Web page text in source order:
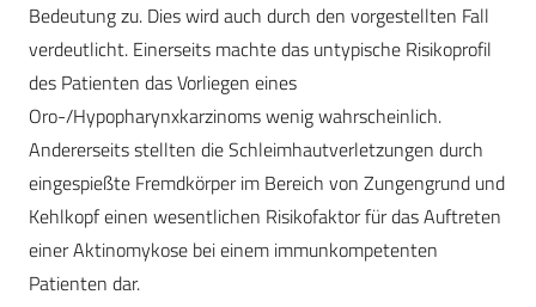
Bedeutung zu. Dies wird auch durch den vorgestellten Fall
verdeutlicht. Einerseits machte das untypische Risikoprofil
des Patienten das Vorliegen eines
Oro-/Hypopharynxkarzinoms wenig wahrscheinlich.
Andererseits stellten die Schleimhautverletzungen durch
eingespießte Fremdkörper im Bereich von Zungengrund und
Kehlkopf einen wesentlichen Risikofaktor für das Auftreten
einer Aktinomykose bei einem immunkompetenten
Patienten dar.